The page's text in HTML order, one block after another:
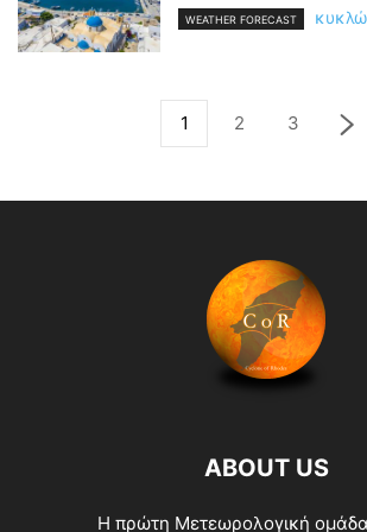
WEATHER FORECAST
1 2 3
ABOUT US
Η πρώτη Μετεωρολογική ομάδα